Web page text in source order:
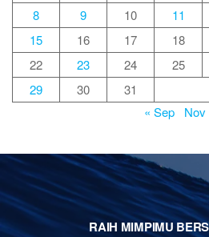
8
9 10 11
15
16 17 18
22
23 24 25
29
30
31
« Sep
Nov
RAIH MIMPIMU